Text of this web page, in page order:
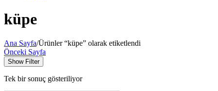
küpe
Ana Sayfa/Ürünler “küpe” olarak etiketlendi
Önceki Sayfa
Show Filter
Tek bir sonuç gösteriliyor